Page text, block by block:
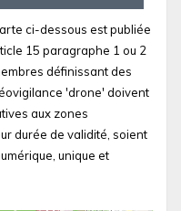
ci-dessous est publiée
15 paragraphe 1 ou 2
définissant des
'drone' doivent
aux zones
durée de validité, soient
unique et